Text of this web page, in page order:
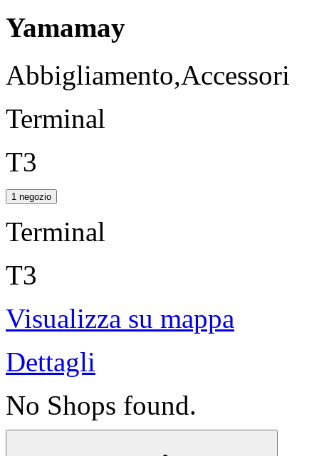
Yamamay
Abbigliamento,Accessori
Terminal
T3
1 negozio
Terminal
T3
Visualizza su mappa
Dettagli
No Shops found.